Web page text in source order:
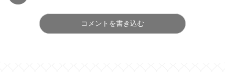
コメントを書き込む